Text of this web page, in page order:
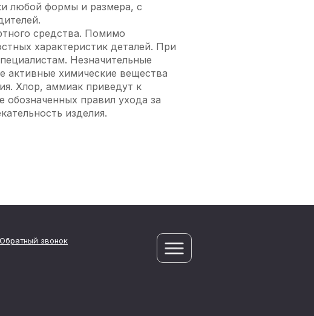
любой формы и размера, с
средства. Помимо
характеристик деталей. При
Незначительные
активные химические вещества
Хлор, аммиак приведут к
обозначенных правил ухода за
изделия.
Обратный звонок